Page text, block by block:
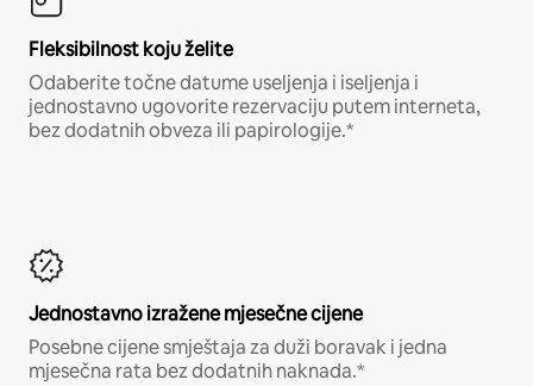
Fleksibilnost koju želite
Odaberite točne datume useljenja i iseljenja i
jednostavno ugovorite rezervaciju putem interneta,
bez dodatnih obveza ili papirologije.*
Jednostavno izražene mjesečne cijene
Posebne cijene smještaja za duži boravak i jedna
mjesečna rata bez dodatnih naknada.*